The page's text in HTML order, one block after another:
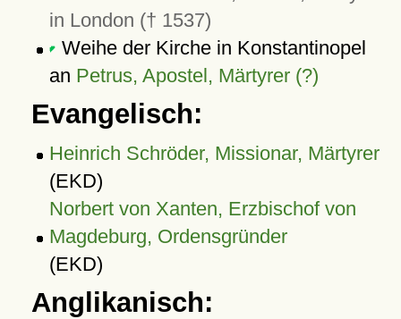
in London († 1537)
Weihe der Kirche in Konstantinopel
an Petrus, Apostel, Märtyrer (?)
Evangelisch:
Heinrich Schröder, Missionar, Märtyrer
(EKD)
Norbert von Xanten, Erzbischof von
Magdeburg, Ordensgründer
(EKD)
Anglikanisch: